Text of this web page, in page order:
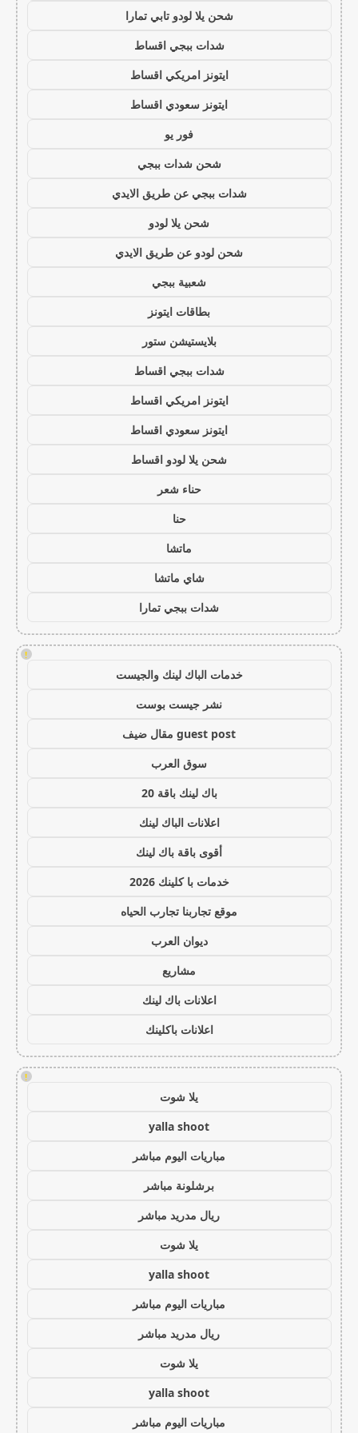
شحن يلا لودو تابي تمارا
شدات ببجي اقساط
ايتونز امريكي اقساط
ايتونز سعودي اقساط
فور يو
شحن شدات ببجي
شدات ببجي عن طريق الايدي
شحن يلا لودو
شحن لودو عن طريق الايدي
شعبية ببجي
بطاقات ايتونز
بلايستيشن ستور
شدات ببجي اقساط
ايتونز امريكي اقساط
ايتونز سعودي اقساط
شحن يلا لودو اقساط
حناء شعر
حنا
ماتشا
شاي ماتشا
شدات ببجي تمارا
!
خدمات الباك لينك والجيست
نشر جيست بوست
guest post مقال ضيف
سوق العرب
باك لينك باقة 20
اعلانات الباك لينك
أقوى باقة باك لينك
خدمات با كلينك 2026
موقع تجاربنا تجارب الحياه
ديوان العرب
مشاريع
اعلانات باك لينك
اعلانات باكلينك
!
يلا شوت
yalla shoot
مباريات اليوم مباشر
برشلونة مباشر
ريال مدريد مباشر
يلا شوت
yalla shoot
مباريات اليوم مباشر
ريال مدريد مباشر
يلا شوت
yalla shoot
مباريات اليوم مباشر